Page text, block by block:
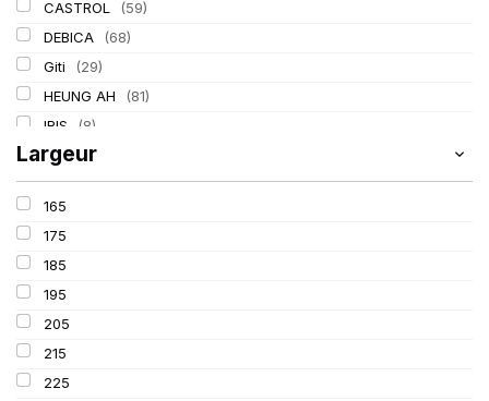
CASTROL
(59)
DEBICA
(68)
Giti
(29)
HEUNG AH
(81)
IRIS
(8)
ITALMATIC
LASSA (174)
LING LONG
MICHELIN
MITAS
Mondolfo ferro
PIRELLI
PROMETEON
SCHRADER
Largeur
165
175
185
195
205
215
225